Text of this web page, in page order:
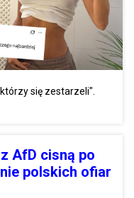
się zestarzeli".
AfD cisną po
polskich ofiar